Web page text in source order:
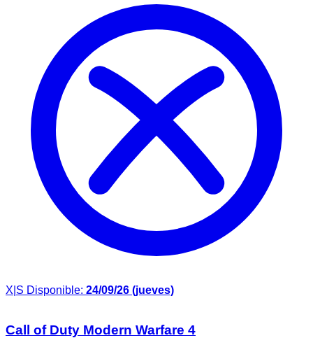
X|S Disponible: 24/09/26 (jueves)
Call of Duty Modern Warfare 4